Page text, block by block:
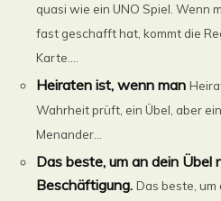
quasi wie ein UNO Spiel. Wenn
fast geschafft hat, kommt die
Karte....
Heiraten ist, wenn man
Wahrheit prüft, ein Übel, aber
Menander...
Das beste, um an dein Übel
Beschäftigung. Das beste, um